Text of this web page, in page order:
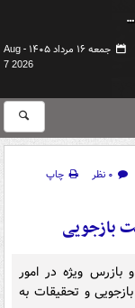
جمعه ۱۶ مرداد ۱۴۰۵ -
Aug
7 2026
۰ نظر
چاپ
بازجویی
بازرس ویژه در امور
و تحقیقات به